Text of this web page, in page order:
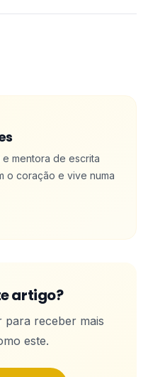
mentora de escrita
o coração e vive numa
artigo?
para receber mais
este.